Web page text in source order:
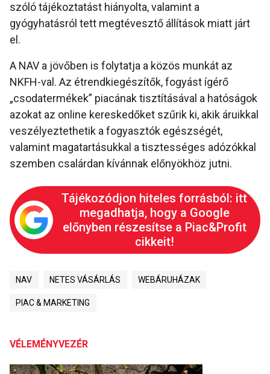
szóló tájékoztatást hiányolta, valamint a
gyógyhatásról tett megtévesztő állítások miatt járt
el.
A NAV a jövőben is folytatja a közös munkát az
NKFH-val. Az étrendkiegészítők, fogyást ígérő
„csodatermékek” piacának tisztításával a hatóságok
azokat az online kereskedőket szűrik ki, akik áruikkal
veszélyeztethetik a fogyasztók egészségét,
valamint magatartásukkal a tisztességes adózókkal
szemben csalárdan kívánnak előnyökhöz jutni.
Tájékozódjon hiteles forrásból: itt
megadhatja, hogy a Google
előnyben részesítse a Piac&Profit
cikkeit!
NAV NETES VÁSÁRLÁS WEBÁRUHÁZAK
PIAC & MARKETING
VÉLEMÉNYVEZÉR